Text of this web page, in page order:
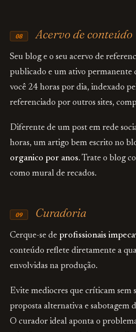
08 Acervo de conteúdo
Seu blog e o seu acervo de
publicado e um ativo permanente
você 24 horas por dia, indexado
referenciado por outros sites,
Diferente de um post em rede
horas, um artigo bem escrito no
organico por anos. Trate o blog
como mural de recados.
09 Curadoria
Cerque-se de profissionais
conteúdo reflete diretamente a
envolvidas na produção.
Evite mediocres que críticam sem
proposta alternativa e sabotagem
O curador ideal aponta o